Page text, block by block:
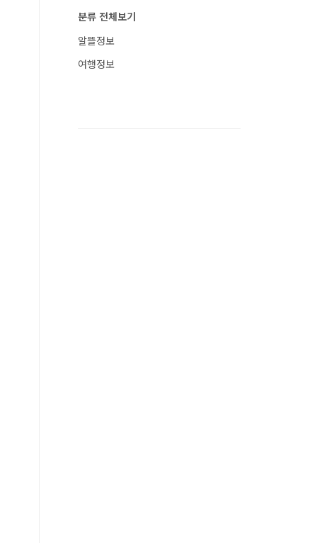
분류 전체보기
알뜰정보
여행정보